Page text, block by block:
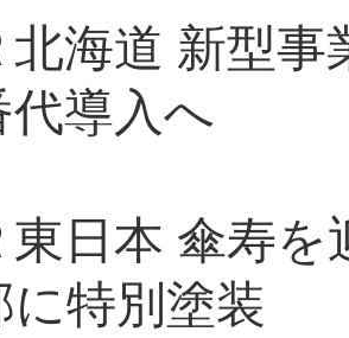
北海道 新型
代導入へ
東日本 傘寿
特別塗装